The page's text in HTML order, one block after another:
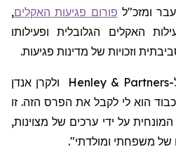
ומזכ"ל פורום פגיעות האקלים,
האקלים הגלובלית ופעילותו
וזכויות של מדינות פגיעות.
Henley & Partners
ולקרן אנדן
הוא לי לקבל את הפרס הזה. זו
על ידי ערכים של מצוינות,
משפחתי ומולדתי".